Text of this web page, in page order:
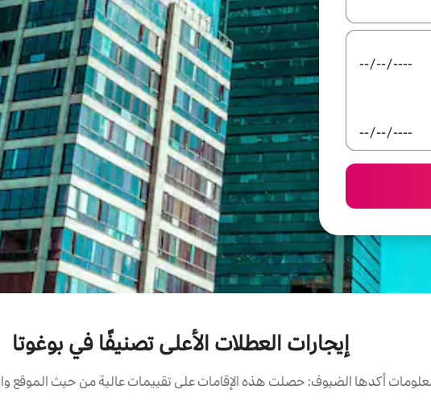
لأعلى ولأسفل أو استكشف عن طريق اللمس أو السحب.
إيجارات العطلات الأعلى تصنيفًا في بوغوتا
أكدها الضيوف: حصلت هذه الإقامات على تقييمات عالية من حيث الموقع